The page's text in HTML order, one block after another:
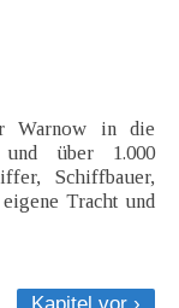
Warnow in die
über 1.000
Schiffbauer,
Tracht und